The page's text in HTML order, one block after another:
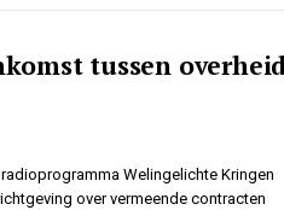
tussen
Welingelichte Kringen
over vermeende contracten